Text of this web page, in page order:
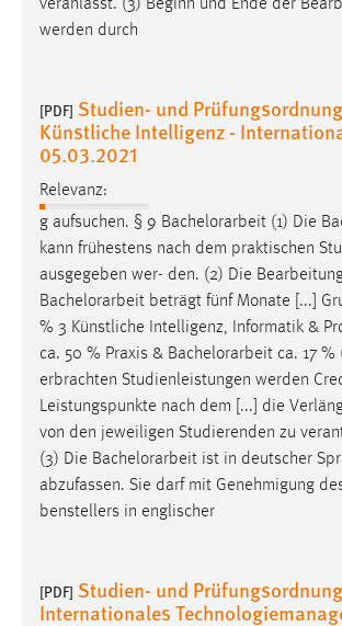
veranlasst. (3) Beginn und Ende der
werden durch
[PDF] Studien- und
Künstliche Intelligenz -
05.03.2021
Relevanz:
g aufsuchen. § 9 Bachelorarbeit (1) Die
kann frühestens nach dem praktischen
ausgegeben wer- den. (2) Die
Bachelorarbeit beträgt fünf Monate [...]
% 3 Künstliche Intelligenz, Informatik &
ca. 50 % Praxis & Bachelorarbeit ca. 17 %
erbrachten Studienleistungen werden
Leistungspunkte nach dem [...] die
von den jeweiligen Studierenden zu
(3) Die Bachelorarbeit ist in deutscher
abzufassen. Sie darf mit Genehmigung
benstellers in englischer
[PDF] Studien- und
Internationales